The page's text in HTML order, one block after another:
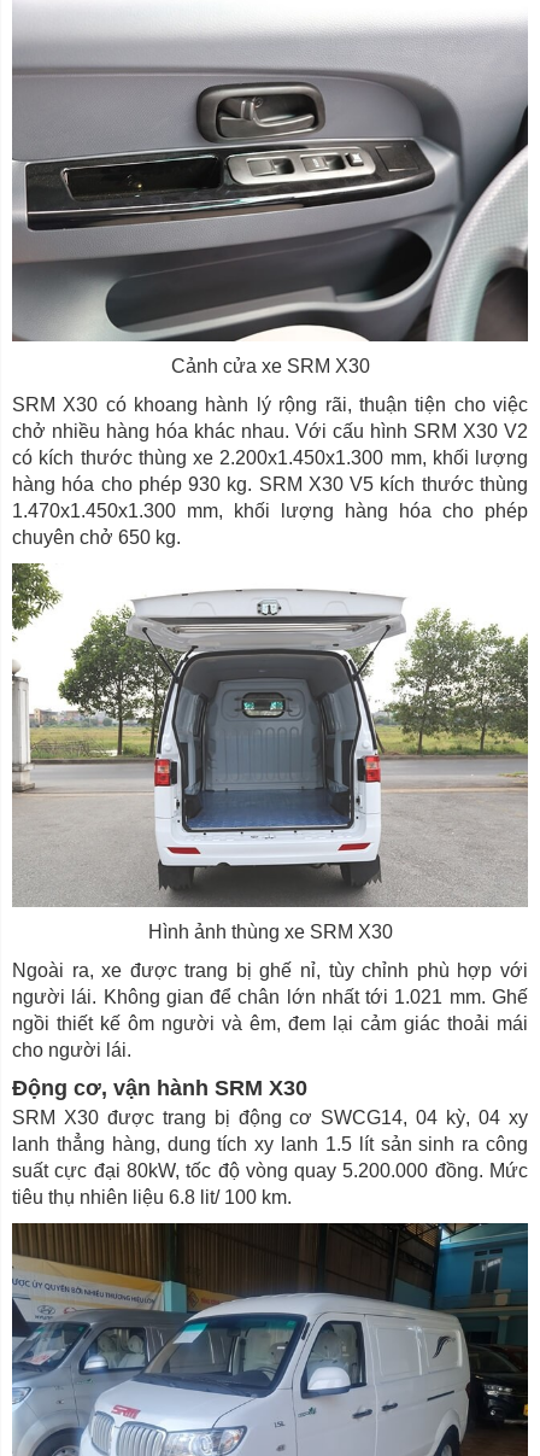
Cảnh cửa xe SRM X30
SRM X30 có khoang hành lý rộng rãi, thuận tiện cho việc
chở nhiều hàng hóa khác nhau. Với cấu hình SRM X30 V2
có kích thước thùng xe 2.200x1.450x1.300 mm, khối lượng
hàng hóa cho phép 930 kg. SRM X30 V5 kích thước thùng
1.470x1.450x1.300 mm, khối lượng hàng hóa cho phép
chuyên chở 650 kg.
Hình ảnh thùng xe SRM X30
Ngoài ra, xe được trang bị ghế nỉ, tùy chỉnh phù hợp với
người lái. Không gian để chân lớn nhất tới 1.021 mm. Ghế
ngồi thiết kế ôm người và êm, đem lại cảm giác thoải mái
cho người lái.
Động cơ, vận hành SRM X30
SRM X30 được trang bị động cơ SWCG14, 04 kỳ, 04 xy
lanh thẳng hàng, dung tích xy lanh 1.5 lít sản sinh ra công
suất cực đại 80kW, tốc độ vòng quay 5.200.000 đồng. Mức
tiêu thụ nhiên liệu 6.8 lit/ 100 km.